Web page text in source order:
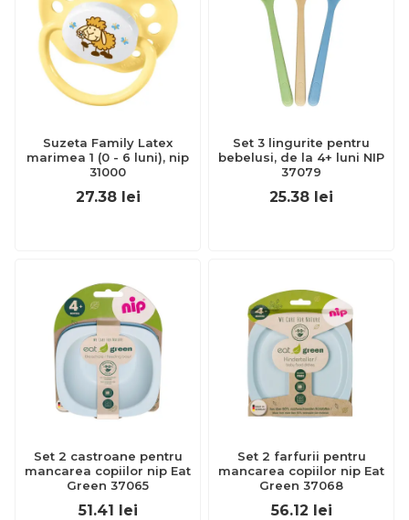
Suzeta Family Latex
marimea 1 (0 - 6 luni), nip
31000
27.38 lei
Set 3 lingurite pentru
bebelusi, de la 4+ luni NIP
37079
25.38 lei
Set 2 castroane pentru
mancarea copiilor nip Eat
Green 37065
51.41 lei
Set 2 farfurii pentru
mancarea copiilor nip Eat
Green 37068
56.12 lei